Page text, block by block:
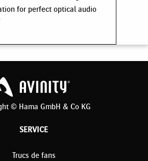
for perfect optical audio
© Hama GmbH & Co KG
SERVICE
Trucs de fans